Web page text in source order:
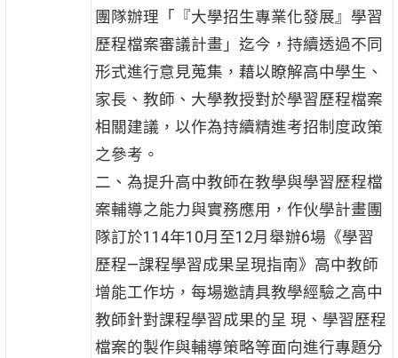
團隊辦理「『大學招生專業化發展』學習
歷程檔案審議計畫」迄今，持續透過不同
形式進行意見蒐集，藉以瞭解高中學生、
家長、教師、大學教授對於學習歷程檔案
相關建議，以作為持續精進考招制度政策
之參考。
二、為提升高中教師在教學與學習歷程檔
案輔導之能力與實務應用，作伙學計畫團
隊訂於114年10月至12月舉辦6場《學習
歷程—課程學習成果呈現指南》高中教師
增能工作坊，每場邀請具教學經驗之高中
教師針對課程學習成果的呈 現、學習歷程
檔案的製作與輔導策略等面向進行專題分